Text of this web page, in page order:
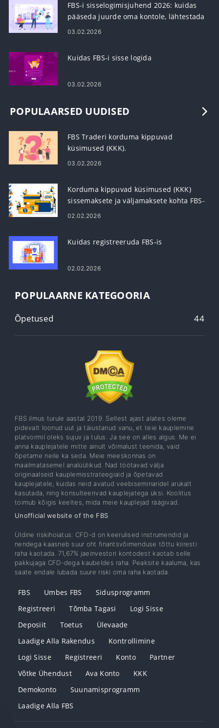
FBS-i sisselogimisjuhend 2026: kuidas
pääseda juurde oma kontole, lähtestada
parool ja lahendada
03.02.2026
Kuidas FBS-i sisse logida
03.02.2026
POPULAARSED UUDISED
FBS Traderi korduma kippuvad
küsimused (KKK).
03.02.2026
Korduma kippuvad küsimused (KKK)
sissemaksete ja väljamaksete kohta FBS-
is
02.02.2026
Kuidas registreeruda FBS-is
02.02.2026
POPULAARNE KATEGOORIA
Õpetused 44
FBS ilmus turule aastal 2019. Sellest ajast alates oleme
pidevalt loonud uut ja täiustanud vanu, et teie kauplemine
platvormil oleks sujuv ja tulus. Ja see on alles algus. Me ei
anna kauplejatele mitte ainult võimalust teenida, vaid
õpetame neile ka seda. Meie meeskonnas on
maailmatasemel analüütikud. Nad töötavad välja
originaalseid kauplemisstrateegiaid ja õpetavad
kauplejatele, kuidas neid avatud veebiseminaridel arukalt
kasutada, ning konsulteerivad kauplejatega üksi. Koolitus
toimub kõigis keeltes, mida meie kauplejad räägivad.
Unofficial website of the FBS
Üldine riskihoiatus: CFD-d on keerulised instrumendid ja
nendega kaasneb suur oht finantsvõimenduse tõttu kiiresti
raha kaotada. 71,67% jaeinvestori kontodest kaotab selle
pakkujaga CFD-dega kaubeldes raha. Peaksite kaaluma, kas
saate endale lubada suure riski oma raha kaotada.
FBS Umbes FBS
Sidusprogramm
Registreeri
Tõmba Tagasi
Logi Sisse
Deposiit
Toetus
Ülevaade
Laadige Alla Rakendus
Kontrollimine
Logi Sisse
Registreeri Konto
Partner
Võtke Ühendust
Ava Konto
KKK
Demokonto
Suunamisprogramm
Laadige Alla FBS